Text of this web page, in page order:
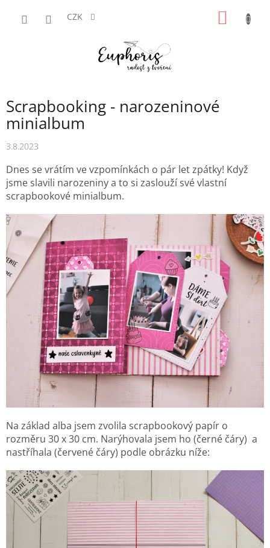
CZK
Scrapbooking - narozeninové
minialbum
3.8.2023
Dnes se vrátím ve vzpomínkách o pár let zpátky! Když
jsme slavili narozeniny a to si zaslouží své vlastní
scrapbookové minialbum.
Na základ alba jsem zvolila scrapbookový papír o
rozměru 30 x 30 cm. Narýhovala jsem ho (černé čáry) a
nastříhala (červené čáry) podle obrázku níže: